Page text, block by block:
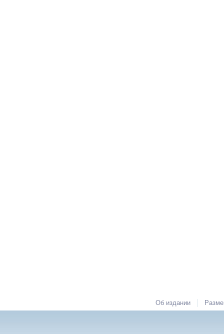
Об издании |